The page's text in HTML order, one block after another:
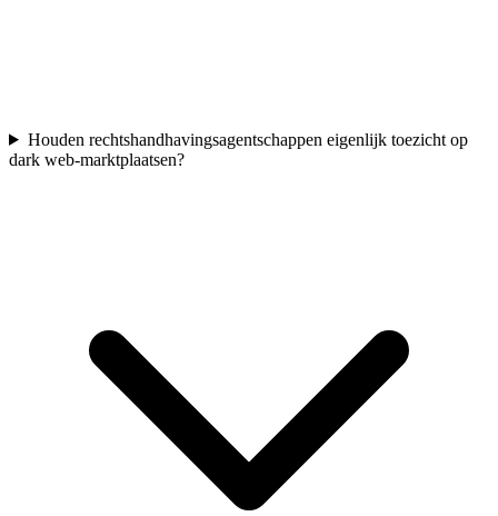
Houden rechtshandhavingsagentschappen eigenlijk toezicht op
dark web-marktplaatsen?